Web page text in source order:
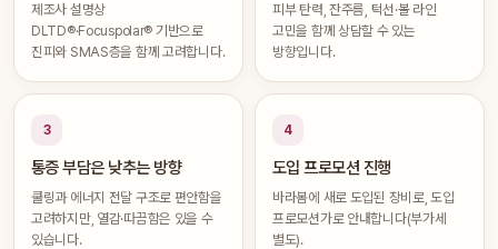
제조사 설명상
DLTD®·Focuspolar® 기반으로
진피와 SMAS층을 함께 고려합니다.
피부 탄력, 잔주름, 턱선·볼 라인
고민을 함께 상담할 수 있는
방향입니다.
3
통증 부담은 낮추는 방향
쿨링과 에너지 전달 구조로 편안함을
고려하지만, 열감·따끔함은 있을 수
있습니다.
4
도입 프로모션 진행
바라봄에 새로 도입된 장비로, 도입
프로모션가로 안내합니다(부가세
별도).